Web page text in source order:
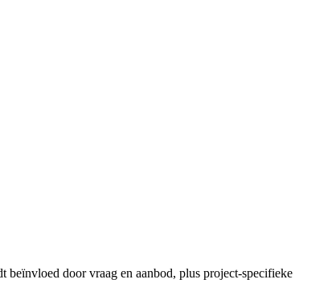
beïnvloed door vraag en aanbod, plus project-specifieke